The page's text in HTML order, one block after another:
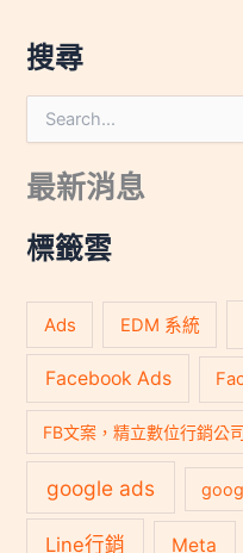
搜尋
尋
鍵
:
最新消息
標籤雲
Ads EDM 系統
Facebook Ads
FB文案，精立數位行銷公
google ads
Line行銷 Meta